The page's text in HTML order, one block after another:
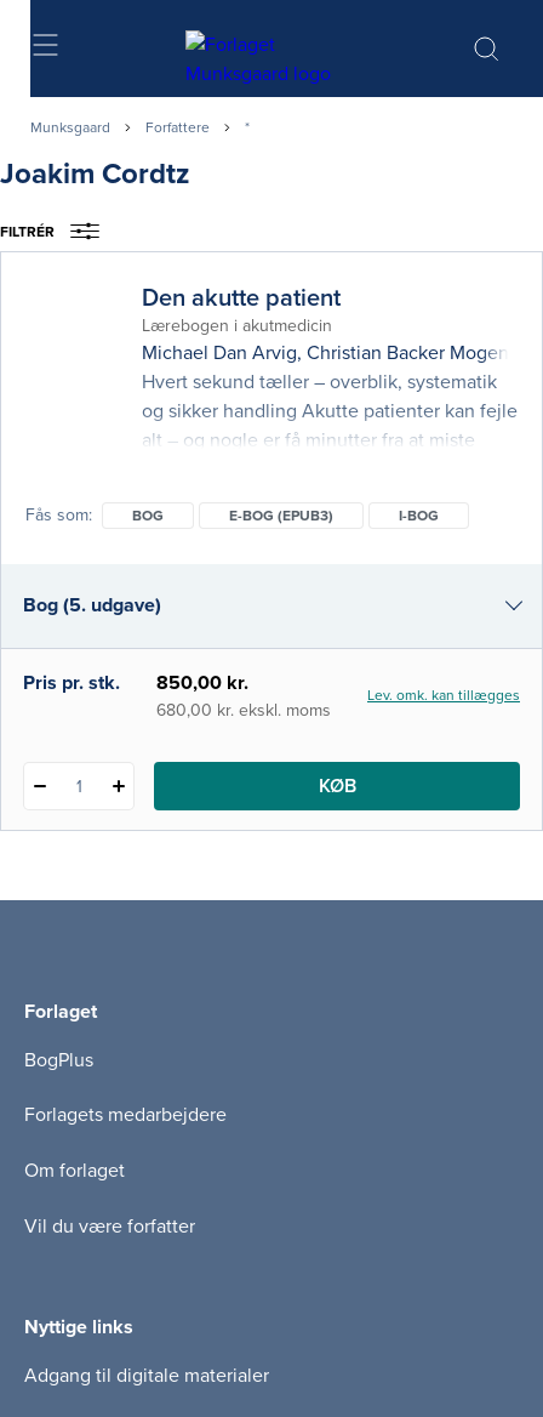
Søg
Munksgaard Forfattere *
Joakim Cordtz
FILTRÉR
Den akutte patient
Lærebogen i akutmedicin
Michael Dan Arvig, Christian Backer Mogensen
Hvert sekund tæller – overblik, systematik
og sikker handling Akutte patienter kan fejle
alt – og nogle er få minutter fra at miste
et solidt og praksisnært fundament til at
opdateret i tråd med ny viden og
Fås som BOG E-BOG (EPUB3) I-BOG
Bog (5. udgave)
Bog (4. udgave)
Pris pr. stk. 850,00 kr.
680,00 kr. ekskl. moms
Lev. omk. kan tillægges
1 KØB
Forlaget
BogPlus
Forlagets medarbejdere
Om forlaget
Vil du være forfatter
Nyttige links
Adgang til digitale materialer